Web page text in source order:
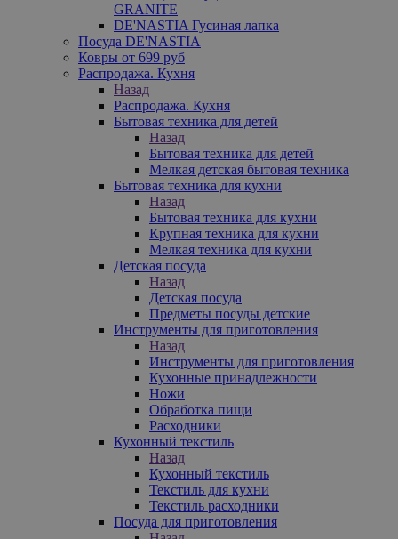
GRANITE
DE'NASTIA Гусиная лапка
Посуда DE'NASTIA
Ковры от 699 руб
Распродажа. Кухня
Назад
Распродажа. Кухня
Бытовая техника для детей
Назад
Бытовая техника для детей
Мелкая детская бытовая техника
Бытовая техника для кухни
Назад
Бытовая техника для кухни
Крупная техника для кухни
Мелкая техника для кухни
Детская посуда
Назад
Детская посуда
Предметы посуды детские
Инструменты для приготовления
Назад
Инструменты для приготовления
Кухонные принадлежности
Ножи
Обработка пищи
Расходники
Кухонный текстиль
Назад
Кухонный текстиль
Текстиль для кухни
Текстиль расходники
Посуда для приготовления